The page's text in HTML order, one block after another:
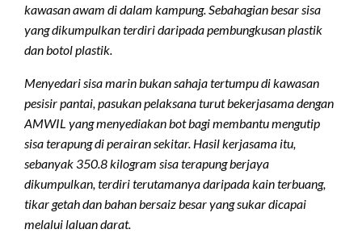
kawasan awam di dalam kampung. Sebahagian besar sisa
yang dikumpulkan terdiri daripada pembungkusan plastik
dan botol plastik.
Menyedari sisa marin bukan sahaja tertumpu di kawasan
pesisir pantai, pasukan pelaksana turut bekerjasama dengan
AMWIL yang menyediakan bot bagi membantu mengutip
sisa terapung di perairan sekitar. Hasil kerjasama itu,
sebanyak 350.8 kilogram sisa terapung berjaya
dikumpulkan, terdiri terutamanya daripada kain terbuang,
tikar getah dan bahan bersaiz besar yang sukar dicapai
melalui laluan darat.